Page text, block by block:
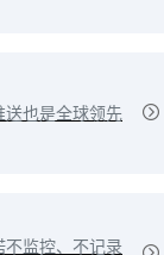
也是全球领先
不监控、不记录